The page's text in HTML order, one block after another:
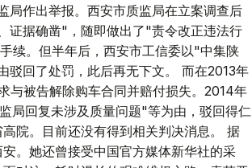
局作出举报。西安市质监局在立案调查后
证据确凿"，随即做出了"责令改正违法行
续。但半年后，西安市工信委以"中集陕
驳回了处罚，此后再无下文。 而在2013年
与被告解除购车合同并赔付损失。2014年
局回复未涉及质量问题"等为由，驳回得仁
院。目前还没有得到相关判决消息。 据
。她还曾接受中国官方媒体新华社的采